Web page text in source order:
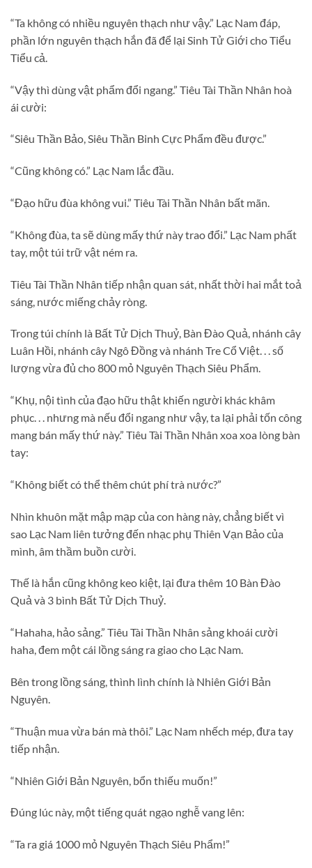
“Ta không có nhiều nguyên thạch như vậy.” Lạc Nam đáp,
phần lớn nguyên thạch hắn đã để lại Sinh Tử Giới cho Tiểu
Tiểu cả.
“Vậy thì dùng vật phẩm đổi ngang.” Tiêu Tài Thần Nhân hoà
ái cười:
“Siêu Thần Bảo, Siêu Thần Binh Cực Phẩm đều được.”
“Cũng không có.” Lạc Nam lắc đầu.
“Đạo hữu đùa không vui.” Tiêu Tài Thần Nhân bất mãn.
“Không đùa, ta sẽ dùng mấy thứ này trao đổi.” Lạc Nam phất
tay, một túi trữ vật ném ra.
Tiêu Tài Thần Nhân tiếp nhận quan sát, nhất thời hai mắt toả
sáng, nước miếng chảy ròng.
Trong túi chính là Bất Tử Dịch Thuỷ, Bàn Đào Quả, nhánh cây
Luân Hồi, nhánh cây Ngô Đồng và nhánh Tre Cổ Việt. . . số
lượng vừa đủ cho 800 mỏ Nguyên Thạch Siêu Phẩm.
“Khụ, nội tình của đạo hữu thật khiến người khác khâm
phục. . . nhưng mà nếu đổi ngang như vậy, ta lại phải tốn công
mang bán mấy thứ này.” Tiêu Tài Thần Nhân xoa xoa lòng bàn
tay:
“Không biết có thể thêm chút phí trà nước?”
Nhìn khuôn mặt mập mạp của con hàng này, chẳng biết vì
sao Lạc Nam liên tưởng đến nhạc phụ Thiên Vạn Bảo của
mình, âm thầm buồn cười.
Thế là hắn cũng không keo kiệt, lại đưa thêm 10 Bàn Đào
Quả và 3 bình Bất Tử Dịch Thuỷ.
“Hahaha, hảo sảng.” Tiêu Tài Thần Nhân sảng khoái cười
haha, đem một cái lồng sáng ra giao cho Lạc Nam.
Bên trong lồng sáng, thình lình chính là Nhiên Giới Bản
Nguyên.
“Thuận mua vừa bán mà thôi.” Lạc Nam nhếch mép, đưa tay
tiếp nhận.
“Nhiên Giới Bản Nguyên, bổn thiếu muốn!”
Đúng lúc này, một tiếng quát ngạo nghễ vang lên:
“Ta ra giá 1000 mỏ Nguyên Thạch Siêu Phẩm!”